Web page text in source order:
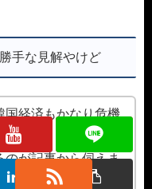
手な見解やけど
国経済もかなり危機
なぁ
のが記事から伺えま